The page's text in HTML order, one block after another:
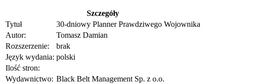
Szczegóły
Tytuł
30-dniowy Planner Prawdziwego Wojownika
Autor:
Tomasz Damian
Rozszerzenie:
brak
Język wydania: polski
Ilość stron:
Wydawnictwo: Black Belt Management Sp. z o.o.